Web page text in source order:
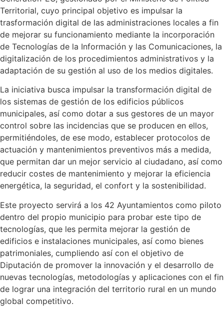
Territorial, cuyo principal objetivo es impulsar la
trasformación digital de las administraciones locales a fin
de mejorar su funcionamiento mediante la incorporación
de Tecnologías de la Información y las Comunicaciones, la
digitalización de los procedimientos administrativos y la
adaptación de su gestión al uso de los medios digitales.
La iniciativa busca impulsar la transformación digital de
los sistemas de gestión de los edificios públicos
municipales, así como dotar a sus gestores de un mayor
control sobre las incidencias que se producen en ellos,
permitiéndoles, de ese modo, establecer protocolos de
actuación y mantenimientos preventivos más a medida,
que permitan dar un mejor servicio al ciudadano, así como
reducir costes de mantenimiento y mejorar la eficiencia
energética, la seguridad, el confort y la sostenibilidad.
Este proyecto servirá a los 42 Ayuntamientos como piloto
dentro del propio municipio para probar este tipo de
tecnologías, que les permita mejorar la gestión de
edificios e instalaciones municipales, así como bienes
patrimoniales, cumpliendo así con el objetivo de
Diputación de promover la innovación y el desarrollo de
nuevas tecnologías, metodologías y aplicaciones con el fin
de lograr una integración del territorio rural en un mundo
global competitivo.